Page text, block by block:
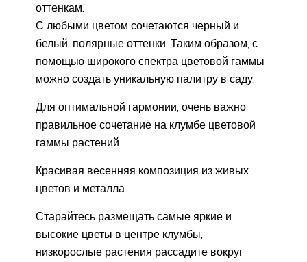
оттенкам.
С любыми цветом сочетаются черный и
белый, полярные оттенки. Таким образом, с
помощью широкого спектра цветовой гаммы
можно создать уникальную палитру в саду.
Для оптимальной гармонии, очень важно
правильное сочетание на клумбе цветовой
гаммы растений
Красивая весенняя композиция из живых
цветов и металла
Старайтесь размещать самые яркие и
высокие цветы в центре клумбы,
низкорослые растения рассадите вокруг